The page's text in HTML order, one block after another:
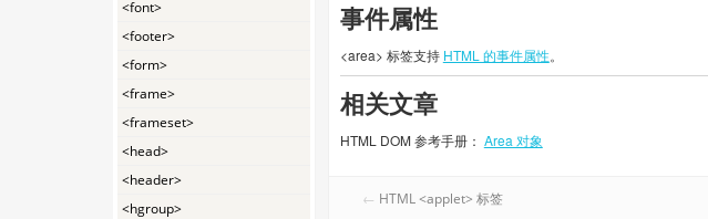
<font>
<footer>
<form>
<frame>
<frameset>
<head>
<header>
<hgroup>
事件属性
<area> 标签支持 HTML 的事件属性。
相关文章
HTML DOM 参考手册： Area 对象
← HTML <applet> 标签